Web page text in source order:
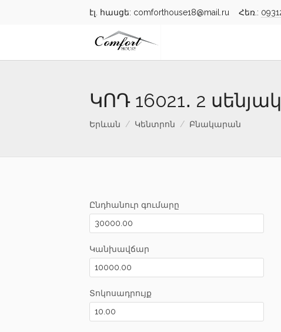
էլ. հասցե: comforthouse18@mail.ru Հեռ.:
ԿՈԴ 16021․ 2
Երևան Կենտրոն Բնակարան
Ընդհանուր գումարը
Կանխավճար
Տոկոսադրույք